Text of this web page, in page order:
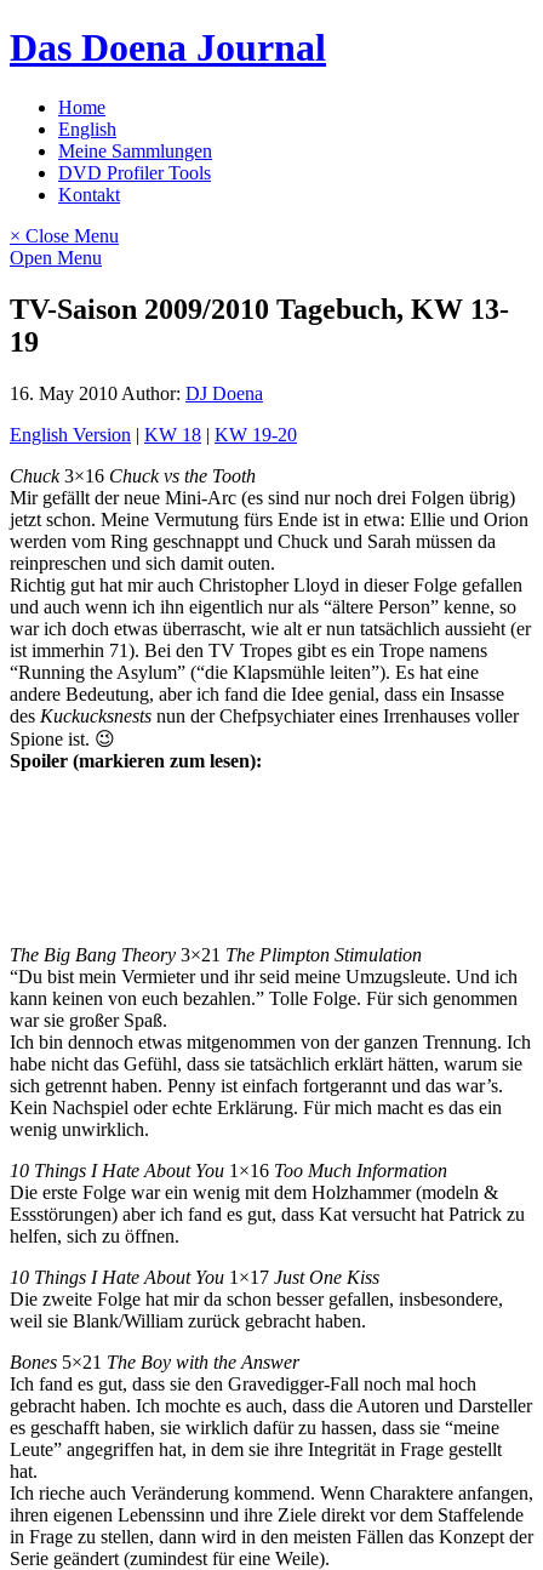
Skip
to
Das Doena Journal
Home
English
Meine Sammlungen
DVD Profiler Tools
Kontakt
× Close Menu
Open Menu
TV-Saison 2009/2010 Tagebuch, KW 13-
19
16. May 2010 Author: DJ Doena
English Version | KW 18 | KW 19-20
Chuck3×16 Chuck vs the Tooth
Mir gefällt der neue Mini-Arc (es sind nur noch drei Folgen übrig)
jetzt schon. Meine Vermutung fürs Ende ist in etwa: Ellie und Orion
werden vom Ring geschnappt und Chuck und Sarah müssen da
reinpreschen und sich damit outen.
Richtig gut hat mir auch Christopher Lloyd in dieser Folge gefallen
und auch wenn ich ihn eigentlich nur als “ältere Person” kenne, so
war ich doch etwas überrascht, wie alt er nun tatsächlich aussieht (er
ist immerhin 71). Bei den TV Tropes gibt es ein Trope namens
“Running the Asylum” (“die Klapsmühle leiten”). Es hat eine
andere Bedeutung, aber ich fand die Idee genial, dass ein Insasse
des Kuckucksnests nun der Chefpsychiater eines Irrenhauses voller
Spione ist. 😉
Spoiler (markieren zum lesen):
The Big Bang Theory 3×21 The Plimpton Stimulation
“Du bist mein Vermieter und ihr seid meine Umzugsleute. Und ich
kann keinen von euch bezahlen.” Tolle Folge. Für sich genommen
war sie großer Spaß.
Ich bin dennoch etwas mitgenommen von der ganzen Trennung. Ich
habe nicht das Gefühl, dass sie tatsächlich erklärt hätten, warum sie
sich getrennt haben. Penny ist einfach fortgerannt und das war’s.
Kein Nachspiel oder echte Erklärung. Für mich macht es das ein
wenig unwirklich.
10 Things I Hate About You 1×16 Too Much Information
Die erste Folge war ein wenig mit dem Holzhammer (modeln &
Essstörungen) aber ich fand es gut, dass Kat versucht hat Patrick zu
helfen, sich zu öffnen.
10 Things I Hate About You 1×17 Just One Kiss
Die zweite Folge hat mir da schon besser gefallen, insbesondere,
weil sie Blank/William zurück gebracht haben.
Bones 5×21 The Boy with the Answer
Ich fand es gut, dass sie den Gravedigger-Fall noch mal hoch
gebracht haben. Ich mochte es auch, dass die Autoren und Darsteller
es geschafft haben, sie wirklich dafür zu hassen, dass sie “meine
Leute” angegriffen hat, in dem sie ihre Integrität in Frage gestellt
hat.
Ich rieche auch Veränderung kommend. Wenn Charaktere anfangen,
ihren eigenen Lebenssinn und ihre Ziele direkt vor dem Staffelende
in Frage zu stellen, dann wird in den meisten Fällen das Konzept der
Serie geändert (zumindest für eine Weile).